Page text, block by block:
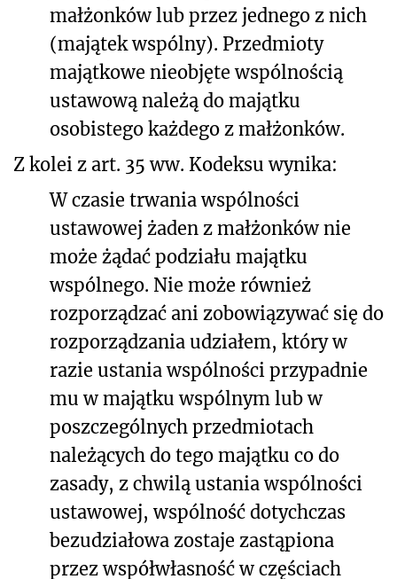
małżonków lub przez jednego z nich
(majątek wspólny). Przedmioty
majątkowe nieobjęte wspólnością
ustawową należą do majątku
osobistego każdego z małżonków.
Z kolei z art. 35 ww. Kodeksu wynika:
W czasie trwania wspólności
ustawowej żaden z małżonków nie
może żądać podziału majątku
wspólnego. Nie może również
rozporządzać ani zobowiązywać się do
rozporządzania udziałem, który w
razie ustania wspólności przypadnie
mu w majątku wspólnym lub w
poszczególnych przedmiotach
należących do tego majątku co do
zasady, z chwilą ustania wspólności
ustawowej, wspólność dotychczas
bezudziałowa zostaje zastąpiona
przez współwłasność w częściach